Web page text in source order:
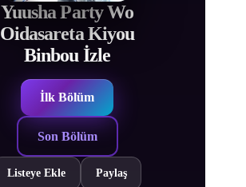
Yuusha Party Wo
Oidasareta Kiyou
Binbou İzle
İlk Bölüm
Son Bölüm
Listeye Ekle Paylaş